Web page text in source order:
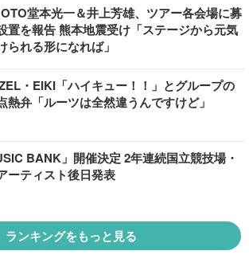
堂本光一＆井上芳雄、ツアー各会場に募
置を報告 熊本地震受け「ステージから元気
られる形になれば」
・EIKI「ハイキュー！！」とグループの
熱弁「ルーツは全然違うんですけど」
BANK」開催決定 2年連続国立競技場・
ーティスト後日発表
ランキングをもっと見る